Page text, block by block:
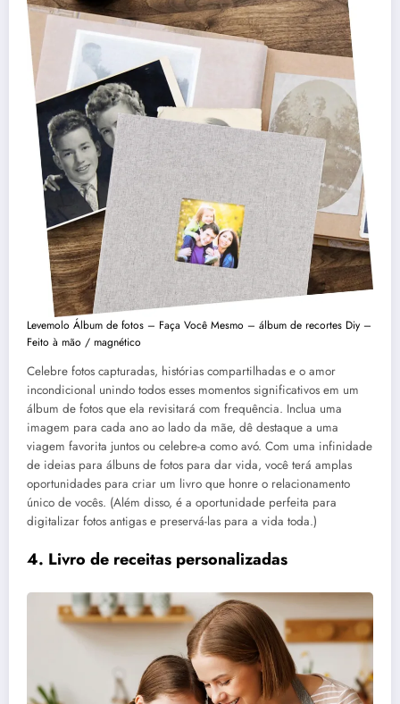
Levemolo Álbum de fotos – Faça Você Mesmo – álbum de recortes Diy –
Feito à mão / magnético
Celebre fotos capturadas, histórias compartilhadas e o amor
incondicional unindo todos esses momentos significativos em um
álbum de fotos que ela revisitará com frequência. Inclua uma
imagem para cada ano ao lado da mãe, dê destaque a uma
viagem favorita juntos ou celebre-a como avó. Com uma infinidade
de ideias para álbuns de fotos para dar vida, você terá amplas
oportunidades para criar um livro que honre o relacionamento
único de vocês. (Além disso, é a oportunidade perfeita para
digitalizar fotos antigas e preservá-las para a vida toda.)
4. Livro de receitas personalizadas